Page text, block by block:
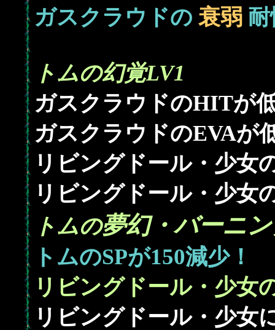
ガスクラウドの 衰弱
トムの幻覚LV1
ガスクラウドのHITが
ガスクラウドのEVAが
リビングドール・少女
リビングドール・少女
トムの夢幻・バーニ
トムのSPが150減少！
リビングドール・少女
リビングドール・少女